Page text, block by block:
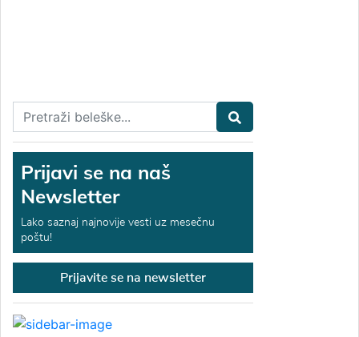
Prijavi se na naš
Newsletter
Lako saznaj najnovije vesti uz mesečnu
poštu!
Prijavite se na newsletter